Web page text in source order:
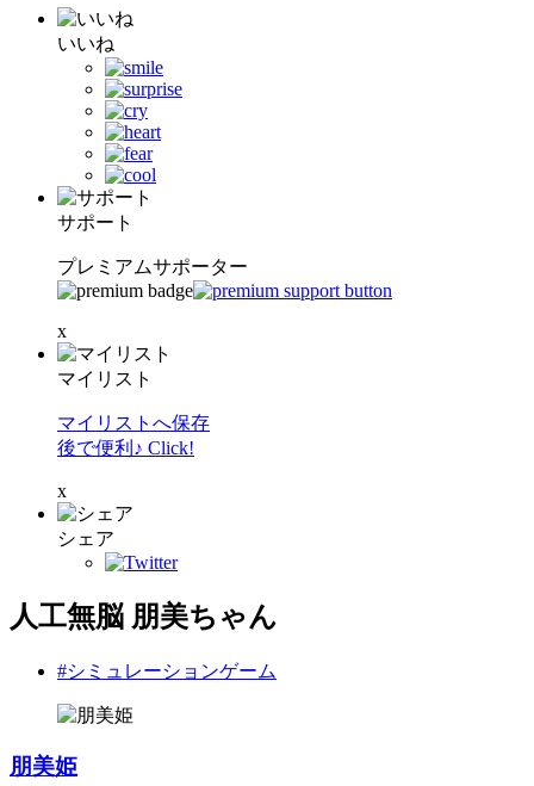
いいね
サポート
プレミアムサポーター
x
マイリスト
マイリストへ保存
後で便利♪ Click!
x
シェア
人工無脳 朋美ちゃん
#シミュレーションゲーム
朋美姫